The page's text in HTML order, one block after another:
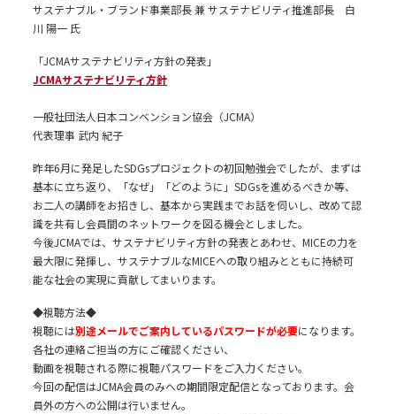
サステナブル・ブランド事業部長 兼 サステナビリティ推進部長 白
川 陽一 氏
「JCMAサステナビリティ方針の発表」
JCMAサステナビリティ方針
一般社団法人日本コンベンション協会（JCMA）
代表理事 武内 紀子
昨年6月に発足したSDGsプロジェクトの初回勉強会でしたが、まずは
基本に立ち返り、「なぜ」「どのように」SDGsを進めるべきか等、
お二人の講師をお招きし、基本から実践までお話を伺いし、改めて認
識を共有し会員間のネットワークを図る機会としました。
今後JCMAでは、サステナビリティ方針の発表とあわせ、MICEの力を
最大限に発揮し、サステナブルなMICEへの取り組みとともに持続可
能な社会の実現に貢献してまいります。
◆視聴方法◆
視聴には別途メールでご案内しているパスワードが必要になります。
各社の連絡ご担当の方にご確認ください、
動画を視聴される際に視聴パスワードをご入力ください。
今回の配信はJCMA会員のみへの期間限定配信となっております。会
員外の方への公開は行いません。